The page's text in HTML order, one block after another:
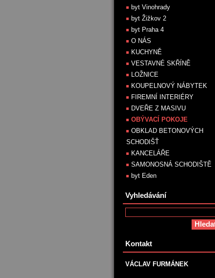
byt Vinohrady
byt Žižkov 2
byt Praha 4
O NÁS
KUCHYNĚ
VESTAVNÉ SKŘÍNĚ
LOŽNICE
KOUPELNOVÝ NÁBYTEK
FIREMNÍ INTERIÉRY
DVEŘE Z MASIVU
OBÝVACÍ POKOJE
OBKLAD BETONOVÝCH
SCHODIŠŤ
KANCELÁŘE
SAMONOSNÁ SCHODIŠTĚ
byt Eden
Vyhledávání
Kontakt
VÁCLAV FURMÁNEK